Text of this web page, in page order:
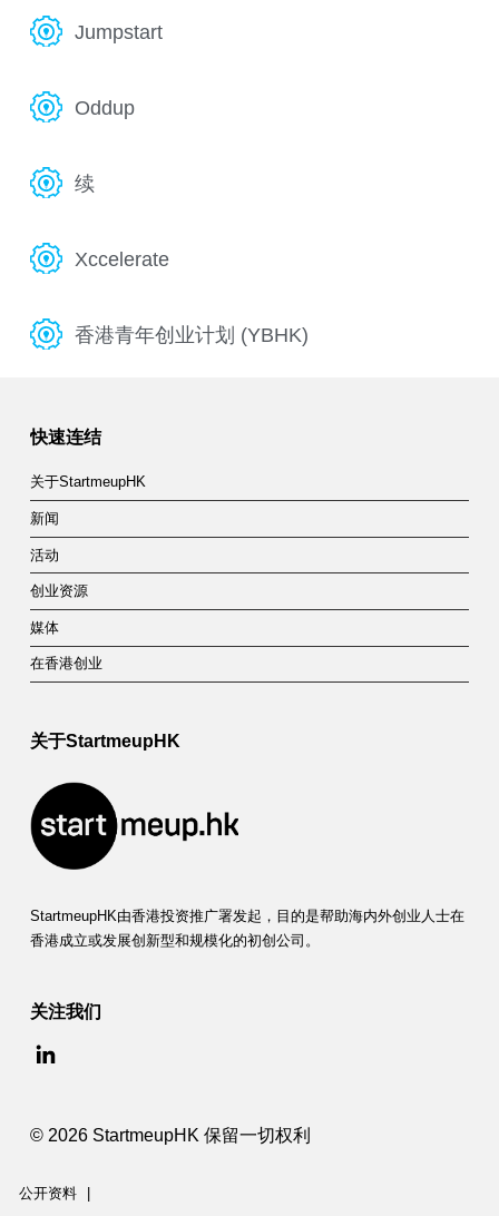
Jumpstart
Oddup
续
Xccelerate
香港青年创业计划 (YBHK)
快速连结
关于StartmeupHK
新闻
活动
创业资源
媒体
在香港创业
关于StartmeupHK
StartmeupHK由香港投资推广署发起，目的是帮助海内外创业人士在
香港成立或发展创新型和规模化的初创公司。
关注我们
© 2026 StartmeupHK 保留一切权利
公开资料